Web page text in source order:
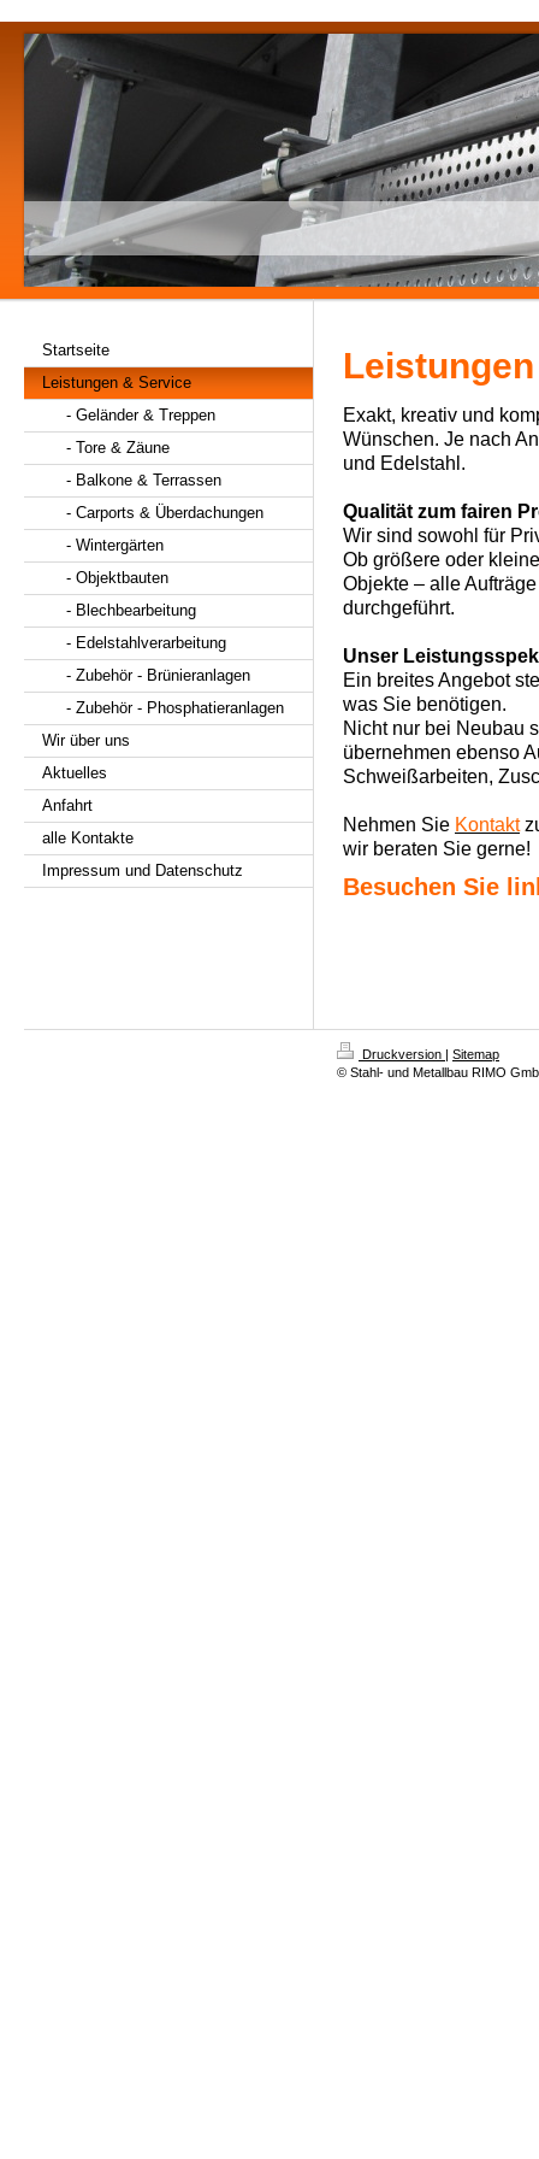
Startseite
Leistungen & Service
- Geländer & Treppen
- Tore & Zäune
- Balkone & Terrassen
- Carports & Überdachungen
- Wintergärten
- Objektbauten
- Blechbearbeitung
- Edelstahlverarbeitung
- Zubehör - Brünieranlagen
- Zubehör - Phosphatieranlagen
Wir über uns
Aktuelles
Anfahrt
alle Kontakte
Impressum und Datenschutz
Exakt, kreativ und
Wünschen. Je nach
und Edelstahl.
Qualität zum fairen
Wir sind sowohl für
Ob größere oder
Objekte – alle
durchgeführt.
Unser
Ein breites Angebot
was Sie benötigen.
Nicht nur bei Neubau
übernehmen ebenso
Schweißarbeiten,
Nehmen Sie Kontakt
wir beraten Sie gerne!
Besuchen Sie
Druckversion | Sitemap
© Stahl- und Metallbau RIMO